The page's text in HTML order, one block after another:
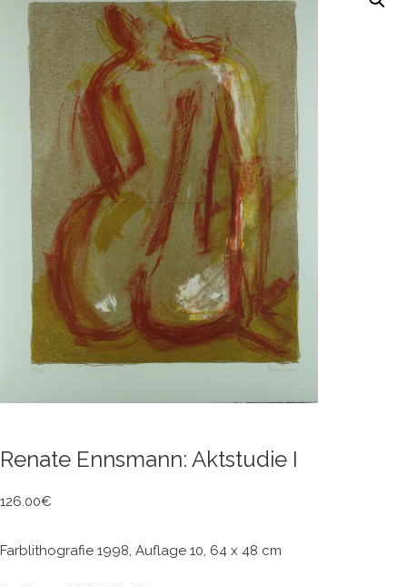
Renate Ennsmann: Aktstudie I
126.00€
Farblithografie 1998, Auflage 10, 64 x 48 cm